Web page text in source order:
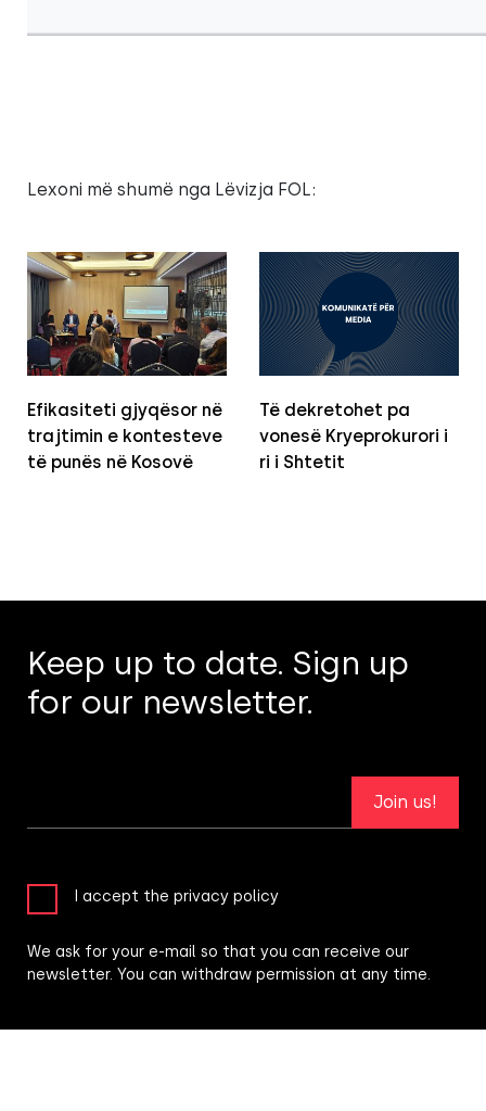
Lexoni më shumë nga Lëvizja FOL:
Efikasiteti gjyqësor në
trajtimin e kontesteve
të punës në Kosovë
Të dekretohet pa
vonesë Kryeprokurori i
ri i Shtetit
Keep up to date. Sign up
for our newsletter.
Join us!
I accept the privacy policy
We ask for your e-mail so that you can receive our
newsletter. You can withdraw permission at any time.